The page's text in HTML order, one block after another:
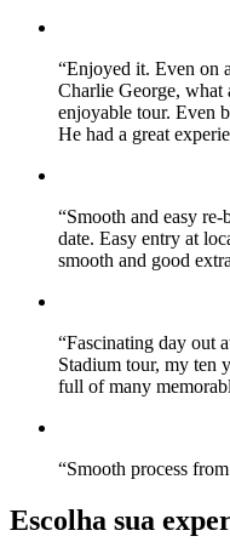
“Enjoyed it. Even on
Charlie George, what
enjoyable tour. Even
He had a great
“Smooth and easy
date. Easy entry at
smooth and good
“Fascinating day out
Stadium tour, my ten
full of many
“Smooth process
Escolha sua